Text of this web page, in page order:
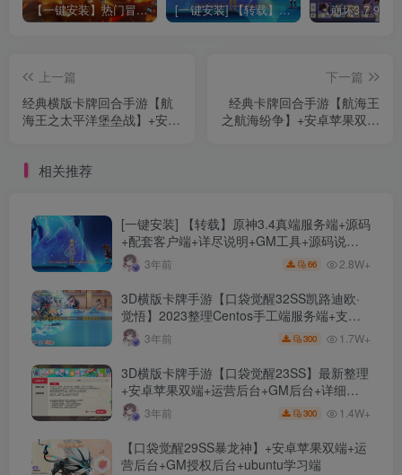
【一键安装】热门冒险策略类游戏崩坏：星穹铁道全新2.3版本一键端+一键代理+一键启动+免虚拟机 [一键安装] 【转载】原神3.4真端服务端+源码+配套客户端+详尽说明+GM工具+源码说明文件
上一篇
经典横版卡牌回合手游【航
海王之太平洋堡垒战】+安卓
服务端+详细搭建教程
下一篇
经典卡牌回合手游【航海王
之航海纷争】+安卓苹果双端
相关推荐
[一键安装] 【转载】原神3.4真端服务端+源码
+配套客户端+详尽说明+GM工具+源码说明
文件3年前 66 2.8W+
3D横版卡牌手游【口袋觉醒32SS凯路迪欧·
觉悟】2023整理Centos手工端服务端+支付
对接+安卓苹果双端+运营后台+GM授权后台
+代理后台
3年前 300 1.7W+
3D横版卡牌手游【口袋觉醒23SS】最新整理
+安卓苹果双端+运营后台+GM后台+详细搭
建教程3年前 300 1.4W+
【口袋觉醒29SS暴龙神】+安卓苹果双端+运
营后台+GM授权后台+ubuntu学习端